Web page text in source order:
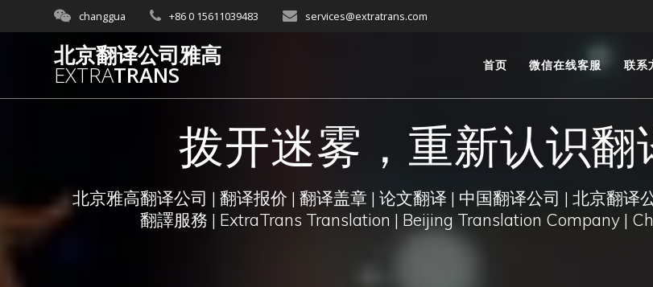
to
changgua +86 0 15611039483 services@extratrans.com
北京翻译公司雅高
EXTRATRANS 首页 微信在线客服 联系
拨开迷雾，重新认识翻
北京雅高翻译公司 | 翻译报价 | 翻译盖章 | 论文翻译 | 中国翻译公司 | 北京翻译
翻譯服務 | ExtraTrans Translation | Beijing Translation Company |